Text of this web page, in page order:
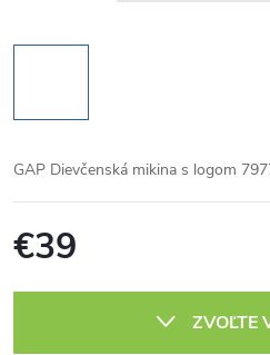
GAP Dievčenská mikina s logom
€39
ZVOĽTE